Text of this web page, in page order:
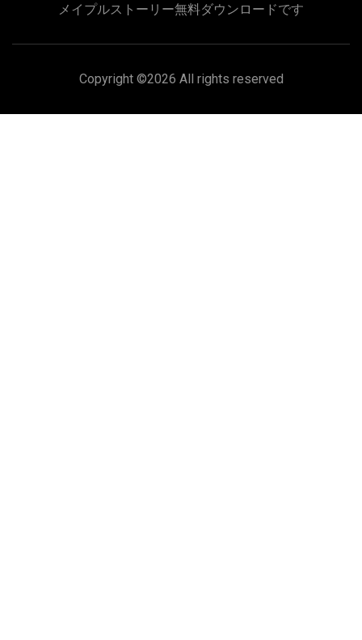
メイプルストーリー無料ダウンロードです
Copyright ©2026 All rights reserved